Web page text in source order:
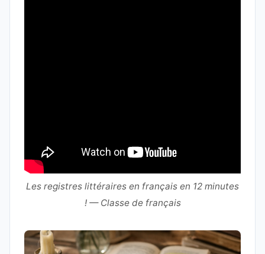
Les registres littéraires en français en 12 minutes
! — Classe de français